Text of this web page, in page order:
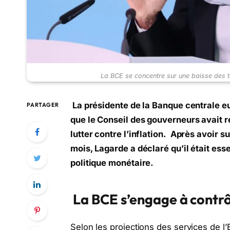
La BCE se concentre sur une baisse
PARTAGER
La présidente de la Banque centrale
que le Conseil des gouverneurs avait
lutter contre l’inflation. Après avoir
mois, Lagarde a déclaré qu’il était
politique monétaire.
La BCE s’engage à
Selon les projections des services de